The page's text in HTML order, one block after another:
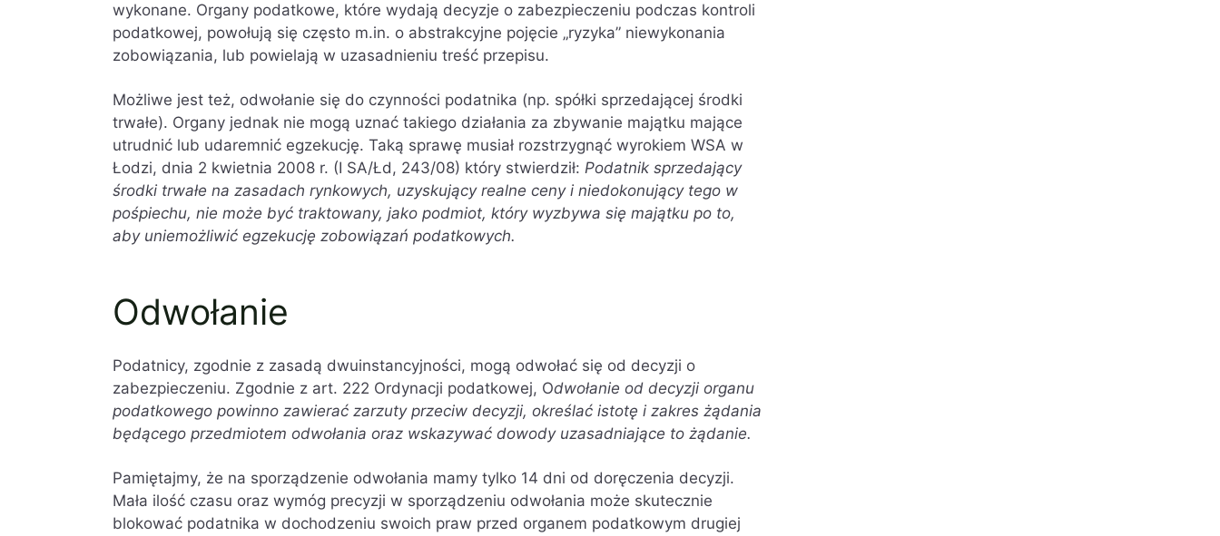
wykonane. Organy podatkowe, które wydają decyzje o zabezpieczeniu podczas kontroli
podatkowej, powołują się często m.in. o abstrakcyjne pojęcie „ryzyka” niewykonania
zobowiązania, lub powielają w uzasadnieniu treść przepisu.
Możliwe jest też, odwołanie się do czynności podatnika (np. spółki sprzedającej środki
trwałe). Organy jednak nie mogą uznać takiego działania za zbywanie majątku mające
utrudnić lub udaremnić egzekucję. Taką sprawę musiał rozstrzygnąć wyrokiem WSA w
Łodzi, dnia 2 kwietnia 2008 r. (I SA/Łd, 243/08) który stwierdził: Podatnik sprzedający
środki trwałe na zasadach rynkowych, uzyskujący realne ceny i niedokonujący tego w
pośpiechu, nie może być traktowany, jako podmiot, który wyzbywa się majątku po to,
aby uniemożliwić egzekucję zobowiązań podatkowych.
Odwołanie
Podatnicy, zgodnie z zasadą dwuinstancyjności, mogą odwołać się od decyzji o
zabezpieczeniu. Zgodnie z art. 222 Ordynacji podatkowej, Odwołanie od decyzji organu
podatkowego powinno zawierać zarzuty przeciw decyzji, określać istotę i zakres żądania
będącego przedmiotem odwołania oraz wskazywać dowody uzasadniające to żądanie.
Pamiętajmy, że na sporządzenie odwołania mamy tylko 14 dni od doręczenia decyzji.
Mała ilość czasu oraz wymóg precyzji w sporządzeniu odwołania może skutecznie
blokować podatnika w dochodzeniu swoich praw przed organem podatkowym drugiej